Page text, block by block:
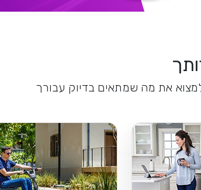
את מה שמתאים בדיוק עבורך